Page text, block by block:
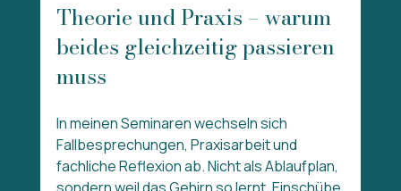
Theorie und Praxis – warum
beides gleichzeitig passieren
muss
In meinen Seminaren wechseln sich
Fallbesprechungen, Praxisarbeit und
fachliche Reflexion ab. Nicht als Ablaufplan,